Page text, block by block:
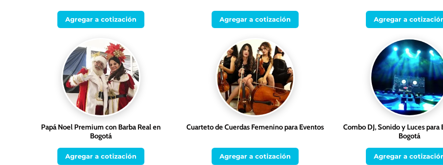
Agregar a cotización Agregar a cotización Agregar a
Papá Noel Premium con Barba Real en
Bogotá
Agregar a cotización
Cuarteto de Cuerdas Femenino para Eventos
Agregar a cotización
Combo DJ, Sonido y Luces para
Bogotá
Agregar a